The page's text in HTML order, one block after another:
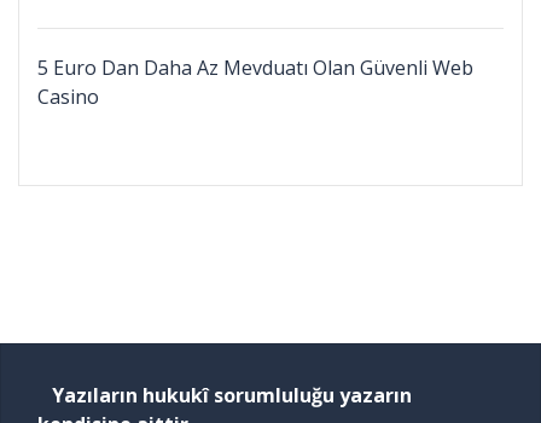
5 Euro Dan Daha Az Mevduatı Olan Güvenli Web
Casino
Yazıların hukukî sorumluluğu yazarın